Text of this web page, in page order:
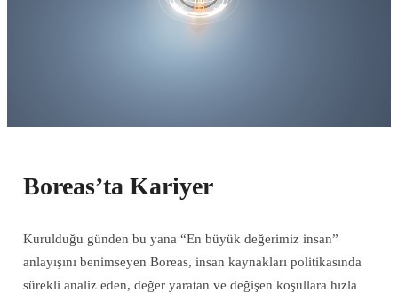
Boreas’ta Kariyer
Kurulduğu günden bu yana “En büyük değerimiz insan”
anlayışını benimseyen Boreas, insan kaynakları politikasında
sürekli analiz eden, değer yaratan ve değişen koşullara hızla